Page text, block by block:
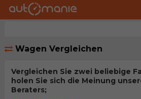
Wagen Vergleichen
Vergleichen Sie zwei beliebige
holen Sie sich die Meinung
Beraters;